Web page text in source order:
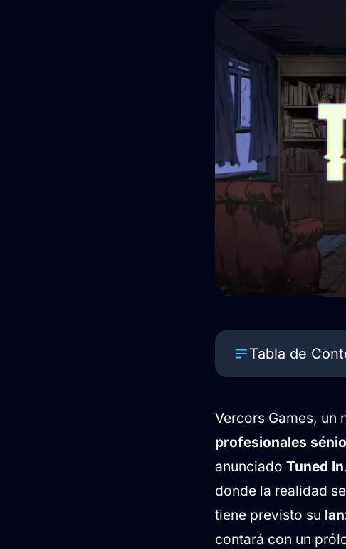
Tabla de
Demostración
Vercors Games, un
profesionales
anunciado Tuned In
donde la realidad
tiene previsto su
contará con un